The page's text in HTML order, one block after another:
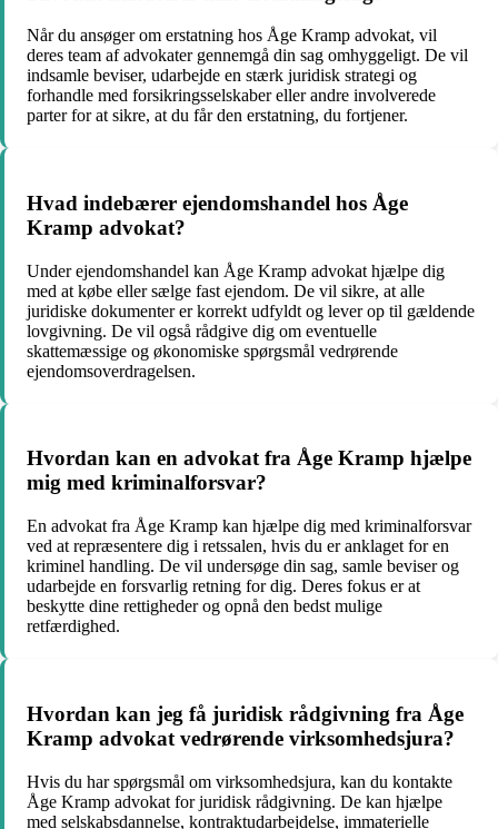
Når du ansøger om erstatning hos Åge Kramp advokat, vil
deres team af advokater gennemgå din sag omhyggeligt. De vil
indsamle beviser, udarbejde en stærk juridisk strategi og
forhandle med forsikringsselskaber eller andre involverede
parter for at sikre, at du får den erstatning, du fortjener.
Hvad indebærer ejendomshandel hos Åge
Kramp advokat?
Under ejendomshandel kan Åge Kramp advokat hjælpe dig
med at købe eller sælge fast ejendom. De vil sikre, at alle
juridiske dokumenter er korrekt udfyldt og lever op til gældende
lovgivning. De vil også rådgive dig om eventuelle
skattemæssige og økonomiske spørgsmål vedrørende
ejendomsoverdragelsen.
Hvordan kan en advokat fra Åge Kramp hjælpe
mig med kriminalforsvar?
En advokat fra Åge Kramp kan hjælpe dig med kriminalforsvar
ved at repræsentere dig i retssalen, hvis du er anklaget for en
kriminel handling. De vil undersøge din sag, samle beviser og
udarbejde en forsvarlig retning for dig. Deres fokus er at
beskytte dine rettigheder og opnå den bedst mulige
retfærdighed.
Hvordan kan jeg få juridisk rådgivning fra Åge
Kramp advokat vedrørende virksomhedsjura?
Hvis du har spørgsmål om virksomhedsjura, kan du kontakte
Åge Kramp advokat for juridisk rådgivning. De kan hjælpe
med selskabsdannelse, kontraktudarbejdelse, immaterielle